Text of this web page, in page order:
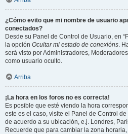
¿Cómo evito que mi nombre de usuario
conectados?
Desde su Panel de Control de Usuario, en
la opción Ocultar mi estado de conexións.
será visto por Administradores,
como usuario oculto.
Arriba
¡La hora en los foros no es correcta!
Es posible que esté viendo la hora
este es el caso, visite el Panel de Control
de acuerdo a su ubicación, e.j. Londres,
Recuerde que para cambiar la zona